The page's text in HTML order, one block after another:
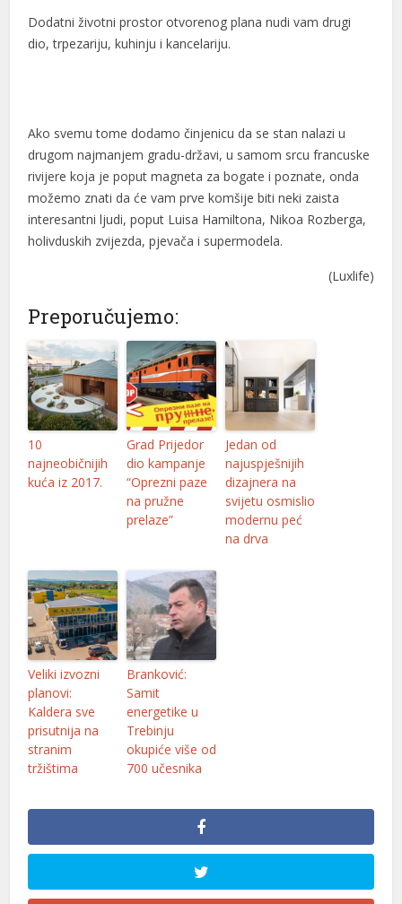
Panel
panel
panel
panel
panel
panel
satın al
panel
panel
panel
panel
Dodatni životni prostor otvorenog plana nudi vam drugi
dio, trpezariju, kuhinju i kancelariju.
Ako svemu tome dodamo činjenicu da se stan nalazi u
drugom najmanjem gradu-državi, u samom srcu francuske
rivijere koja je poput magneta za bogate i poznate, onda
možemo znati da će vam prve komšije biti neki zaista
interesantni ljudi, poput Luisa Hamiltona, Nikoa Rozberga,
holivduskih zvijezda, pjevača i supermodela.
(Luxlife)
Preporučujemo:
10
najneobičnijih
kuća iz 2017.
Grad Prijedor
dio kampanje
“Oprezni paze
na pružne
prelaze”
Jedan od
najuspješnijih
dizajnera na
svijetu osmislio
modernu peć
na drva
Veliki izvozni
planovi:
Kaldera sve
prisutnija na
stranim
tržištima
Branković:
Samit
energetike u
Trebinju
okupiće više od
700 učesnika